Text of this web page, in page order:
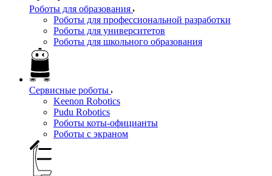
Роботы для образования
Роботы для профессиональной разработки
Роботы для университетов
Роботы для школьного образования
Сервисные роботы
Keenon Robotics
Pudu Robotics
Роботы коты-официанты
Роботы с экраном